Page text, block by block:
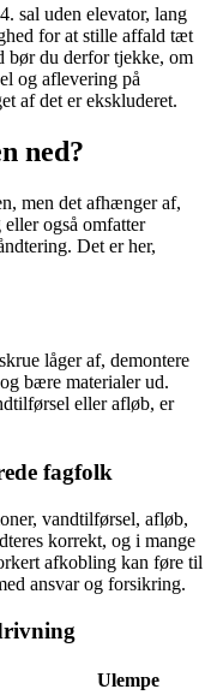
sal uden elevator, lang
for at stille affald tæt
bør du derfor tjekke, om
og aflevering på
af det er ekskluderet.
ned?
men det afhænger af,
også omfatter
Det er her,
låger af, demontere
bære materialer ud.
eller afløb, er
fagfolk
vandtilførsel, afløb,
korrekt, og i mange
afkobling kan føre til
ansvar og forsikring.
Ulempe